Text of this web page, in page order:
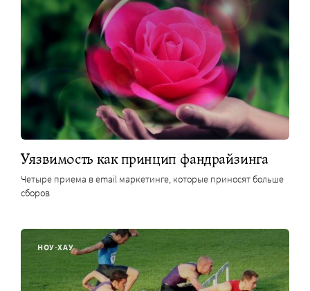
Уязвимость как принцип фандрайзинга
Четыре приема в email маркетинге, которые приносят больше
сборов
НОУ-ХАУ